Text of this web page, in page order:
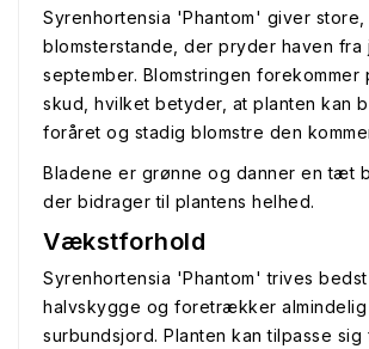
Syrenhortensia 'Phantom' giver store,
blomsterstande, der pryder haven fra
september. Blomstringen forekommer
skud, hvilket betyder, at planten kan
foråret og stadig blomstre den
Bladene er grønne og danner en tæt
der bidrager til plantens helhed.
Vækstforhold
Syrenhortensia 'Phantom' trives
halvskygge og foretrækker almindelig
surbundsjord. Planten kan tilpasse